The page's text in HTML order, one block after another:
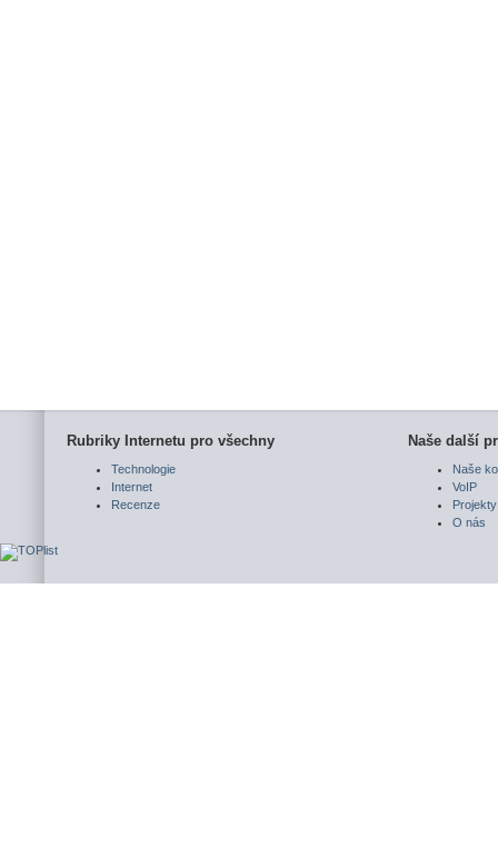
Rubriky Internetu pro všechny
Technologie
Internet
Recenze
Naše další
Naše
VoIP
Projekty
O nás